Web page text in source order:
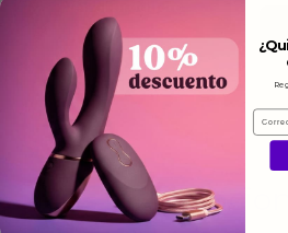
Másinformacion
Email